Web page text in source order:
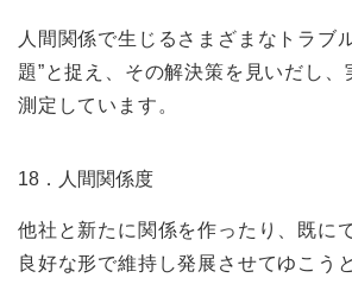
人間関係で生じるさまざまなトラブ
題”と捉え、その解決策を見いだし、
測定しています。
18．人間関係度
他社と新たに関係を作ったり、既に
良好な形で維持し発展させてゆこう